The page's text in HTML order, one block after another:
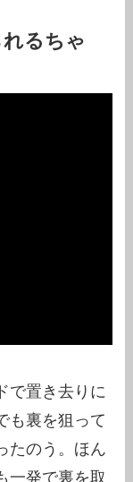
るちゃ
で置き去りに
も裏を狙って
たのう。ほん
一発で裏を取